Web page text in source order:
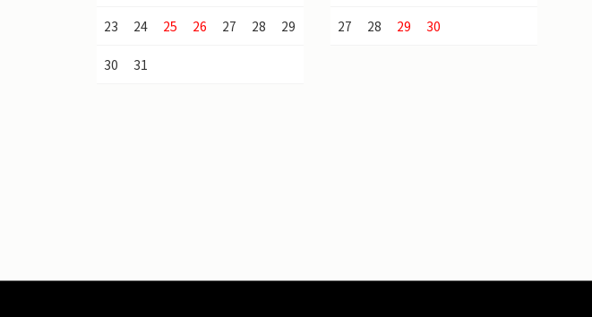
23 24 25 26 27 28 29
30 31
27 28 29 30